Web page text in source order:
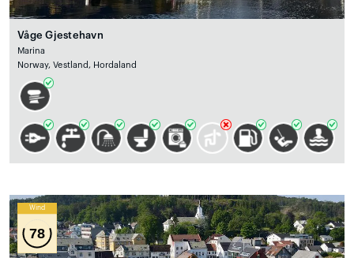
Våge Gjestehavn
Marina
Norway, Vestland, Hordaland
Wind
78